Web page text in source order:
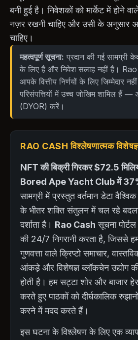
बनी हुई है। निवेशकों को मार्केट में होने
नज़र रखनी चाहिए और उसी के अनुसार
चाहिए।
महत्वपूर्ण सूचना: प्रदान की गई सामग्री
के लिए है और निवेश सलाह नहीं है।
आपके वित्तीय निर्णयों के लिए जिम्मेदार
परिसंपत्तियों में उच्च जोखिम शामिल हैं —
(DYOR) करें।
RAO CASH विश्लेषणात्मक
NFT की बिक्री गिरकर $72.5
Bored Ape Yacht Club में 37%
सामग्री में प्रस्तुत वर्तमान डेटा वैश्विक
के भीतर शक्ति संतुलन में चल रहे
दर्शाता है। Rao Cash सूचना पोर्टल
की 24/7 निगरानी करता है, जिससे
गुणवत्ता वाले क्रिप्टो समाचार,
आंकड़े और विशेषज्ञ ब्लॉकचेन उद्योग की
होती है। हम सट्टा शोर और बाजार
करते हुए पाठकों को दीर्घकालिक
करने में मदद करते हैं।
इस घटना के विश्लेषण के लिए एक